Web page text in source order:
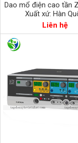
Dao mổ điện cao tần
Xuất xứ: Hàn
Liên hệ